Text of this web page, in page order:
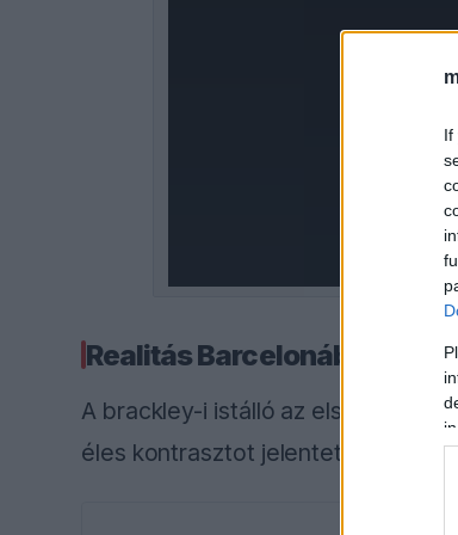
If
Realitás Barcelonában
A brackley-i istálló az első hat
éles kontrasztot jelentett. Wolff